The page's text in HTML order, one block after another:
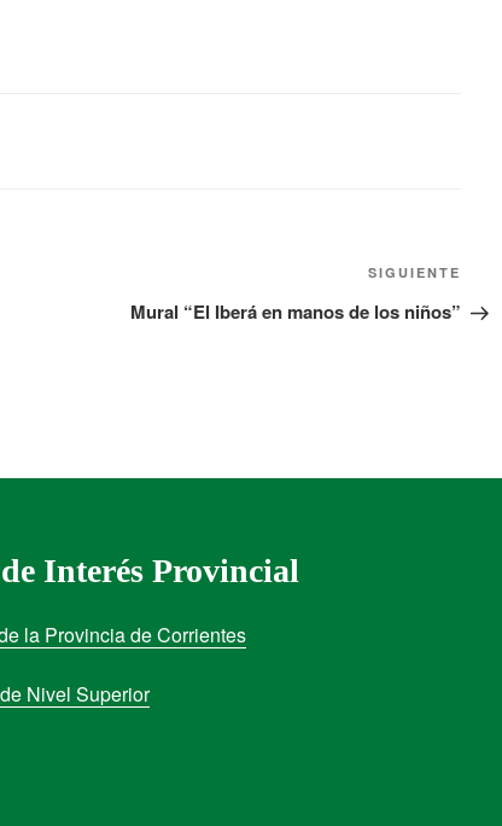
SIGUIENTE
Mural “El Iberá en manos de los niños”
Interés Provincial
la Provincia de Corrientes
Nivel Superior